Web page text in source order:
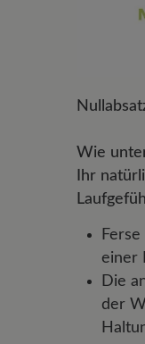
Wie
Ihr
einer
Die
der